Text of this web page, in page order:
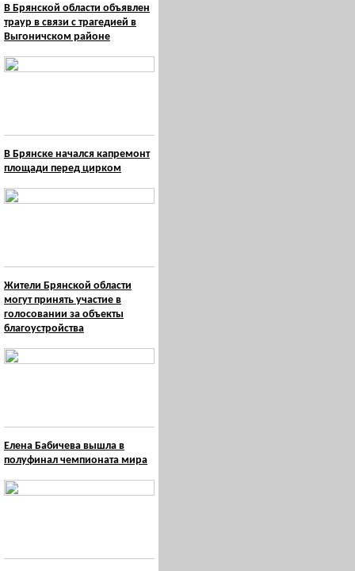
В Брянской области объявлен
траур в связи с трагедией в
Выгоничском районе
В Брянске начался капремонт
площади перед цирком
Жители Брянской области
могут принять участие в
голосовании за объекты
благоустройства
Елена Бабичева вышла в
полуфинал чемпионата мира